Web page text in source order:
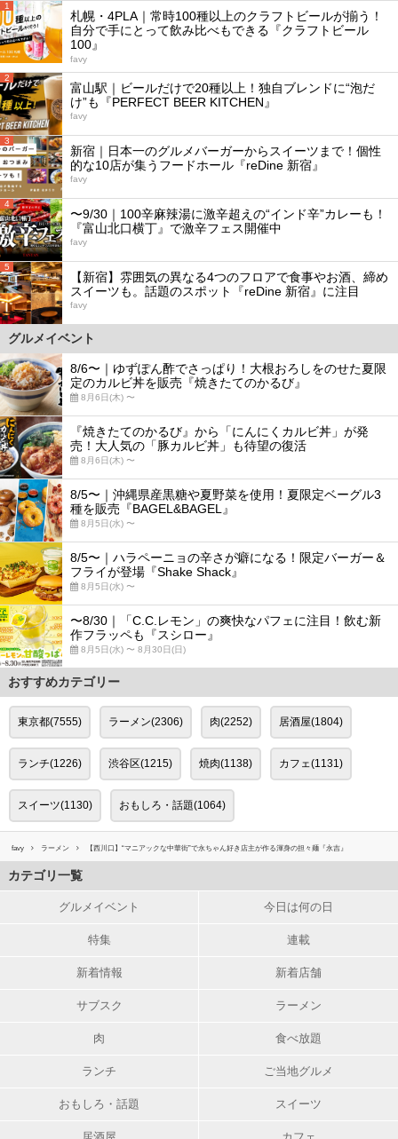
1
札幌・4PLA｜常時100種以上のクラフトビールが揃う！
自分で手にとって飲み比べもできる『クラフトビール
100』
favy
2
富山駅｜ビールだけで20種以上！独自ブレンドに“泡だ
け”も『PERFECT BEER KITCHEN』
favy
3
新宿｜日本一のグルメバーガーからスイーツまで！個性
的な10店が集うフードホール『reDine 新宿』
favy
4
〜9/30｜100辛麻辣湯に激辛超えの“インド辛”カレーも！
『富山北口横丁』で激辛フェス開催中
favy
5
【新宿】雰囲気の異なる4つのフロアで食事やお酒、締め
スイーツも。話題のスポット『reDine 新宿』に注目
favy
グルメイベント
8/6〜｜ゆずぽん酢でさっぱり！大根おろしをのせた夏限
定のカルビ丼を販売『焼きたてのかるび』
8月6日(木) 〜
『焼きたてのかるび』から「にんにくカルビ丼」が発
売！大人気の「豚カルビ丼」も待望の復活
8月6日(木) 〜
8/5〜｜沖縄県産黒糖や夏野菜を使用！夏限定ベーグル3
種を販売『BAGEL&BAGEL』
8月5日(水) 〜
8/5〜｜ハラペーニョの辛さが癖になる！限定バーガー＆
フライが登場『Shake Shack』
8月5日(水) 〜
〜8/30｜「C.C.レモン」の爽快なパフェに注目！飲む新
作フラッペも『スシロー』
8月5日(水) 〜 8月30日(日)
おすすめカテゴリー
東京都(7555) ラーメン(2306) 肉(2252) 居酒屋(1804)
ランチ(1226) 渋谷区(1215) 焼肉(1138) カフェ(1131)
スイーツ(1130) おもしろ・話題(1064)
favy ラーメン 【西川口】“マニアックな中華街”で永ちゃん好き店主が作る渾身の担々麺『永吉』
カテゴリ一覧
グルメイベント 今日は何の日
特集 連載
新着情報 新着店舗
サブスク ラーメン
肉 食べ放題
ランチ ご当地グルメ
おもしろ・話題 スイーツ